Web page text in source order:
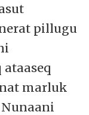
pillugu
marluk